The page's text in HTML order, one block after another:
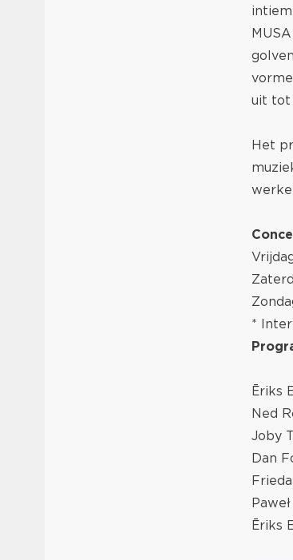
uit tot
Het
*
Ēriks
Ned
Joby
Dan
Ēriks